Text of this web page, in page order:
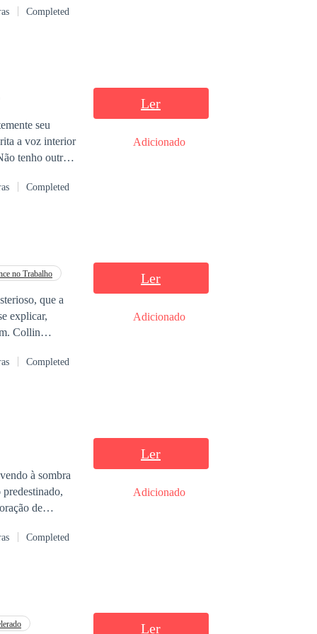
quis pertencer
Completed
seu
nunca vi antes
Completed
Ler
Adicionado
no Trabalho
que a
explicar,
Completed
Ler
Adicionado
à sombra
de
então
é herdeira
Completed
Ler
Adicionado
Ler